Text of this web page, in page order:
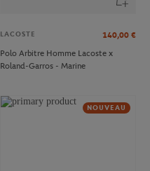
LACOSTE 140,00 €
Polo Arbitre Homme Lacoste x
Roland-Garros - Marine
NOUVEAU